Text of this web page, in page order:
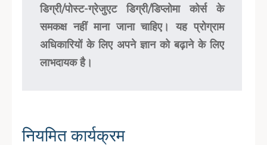
डिग्री/पोस्ट-ग्रेजुएट डिग्री/डिप्लोमा कोर्स के
समकक्ष नहीं माना जाना चाहिए। यह प्रोग्राम
अधिकारियों के लिए अपने ज्ञान को बढ़ाने के लिए
लाभदायक है।
नियमित कार्यक्रम